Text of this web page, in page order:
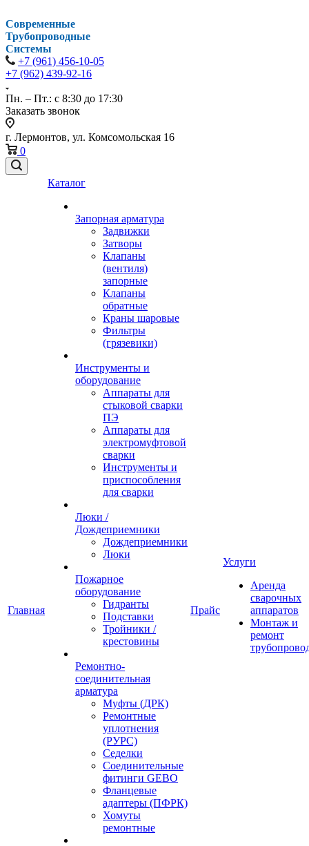
Современные
Трубопроводные
Системы
+7 (961) 456-10-05
+7 (962) 439-92-16
Пн. – Пт.: с 8:30 до 17:30
Заказать звонок
г. Лермонтов, ул. Комсомольская 16
0
Главная
Каталог
Запорная арматура
Задвижки
Затворы
Клапаны
(вентиля)
запорные
Клапаны
обратные
Краны шаровые
Фильтры
(грязевики)
Инструменты и
оборудование
Аппараты для
стыковой сварки
ПЭ
Аппараты для
электромуфтовой
сварки
Инструменты и
приспособления
для сварки
Люки /
Дождеприемники
Дождеприемники
Люки
Пожарное
оборудование
Гидранты
Подставки
Тройники /
крестовины
Ремонтно-
соединительная
арматура
Муфты (ДРК)
Ремонтные
уплотнения
(РУРС)
Седелки
Соединительные
фитинги GEBO
Фланцевые
адаптеры (ПФРК)
Хомуты
ремонтные
Прайс
Услуги
Аренда
сварочных
аппаратов
Монтаж и
ремонт